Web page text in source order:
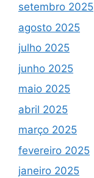
setembro 2025
agosto 2025
julho 2025
junho 2025
maio 2025
abril 2025
março 2025
fevereiro 2025
janeiro 2025